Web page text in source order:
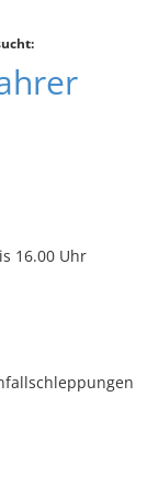
16.00 Uhr